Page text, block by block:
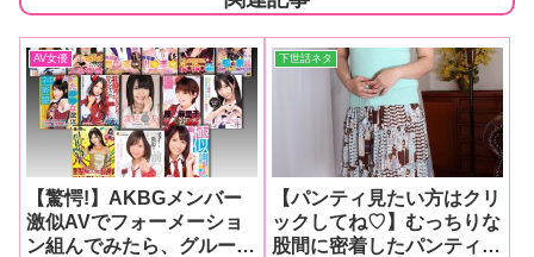
AV女優
【驚愕!】AKBGメンバー
激似AVでフォーメーショ
ン組んでみたら、グループ
下世話ネタ
【パンティ見たい方はクリ
ックしてね♡】むっちりな
股間に密着したパンティ…